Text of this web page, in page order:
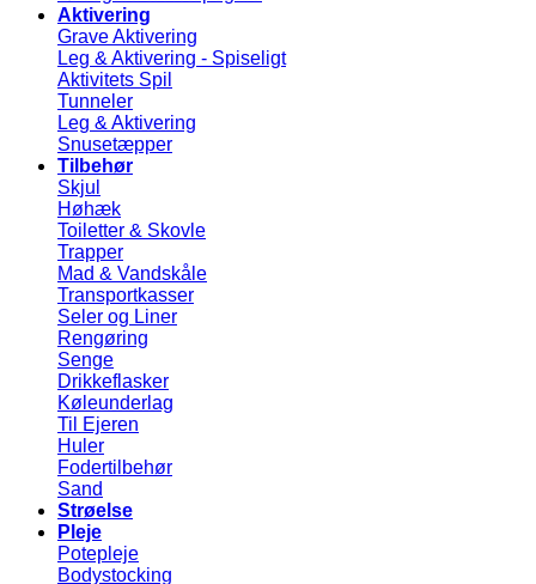
Aktivering
Grave Aktivering
Leg & Aktivering - Spiseligt
Aktivitets Spil
Tunneler
Leg & Aktivering
Snusetæpper
Tilbehør
Skjul
Høhæk
Toiletter & Skovle
Trapper
Mad & Vandskåle
Transportkasser
Seler og Liner
Rengøring
Senge
Drikkeflasker
Køleunderlag
Til Ejeren
Huler
Fodertilbehør
Sand
Strøelse
Pleje
Potepleje
Bodystocking